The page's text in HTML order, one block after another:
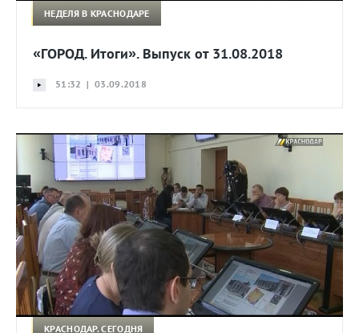
НЕДЕЛЯ В КРАСНОДАРЕ
«ГОРОД. Итоги». Выпуск от 31.08.2018
51:32 | 03.09.2018
КРАСНОДАР. СЕГОДНЯ